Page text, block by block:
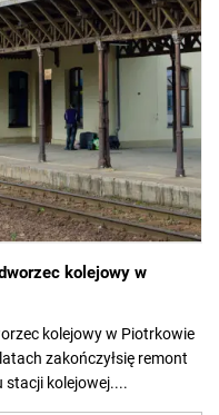
kolejowy w
kolejowy w Piotrkowie
zakończyłsię remont
stacji kolejowej....